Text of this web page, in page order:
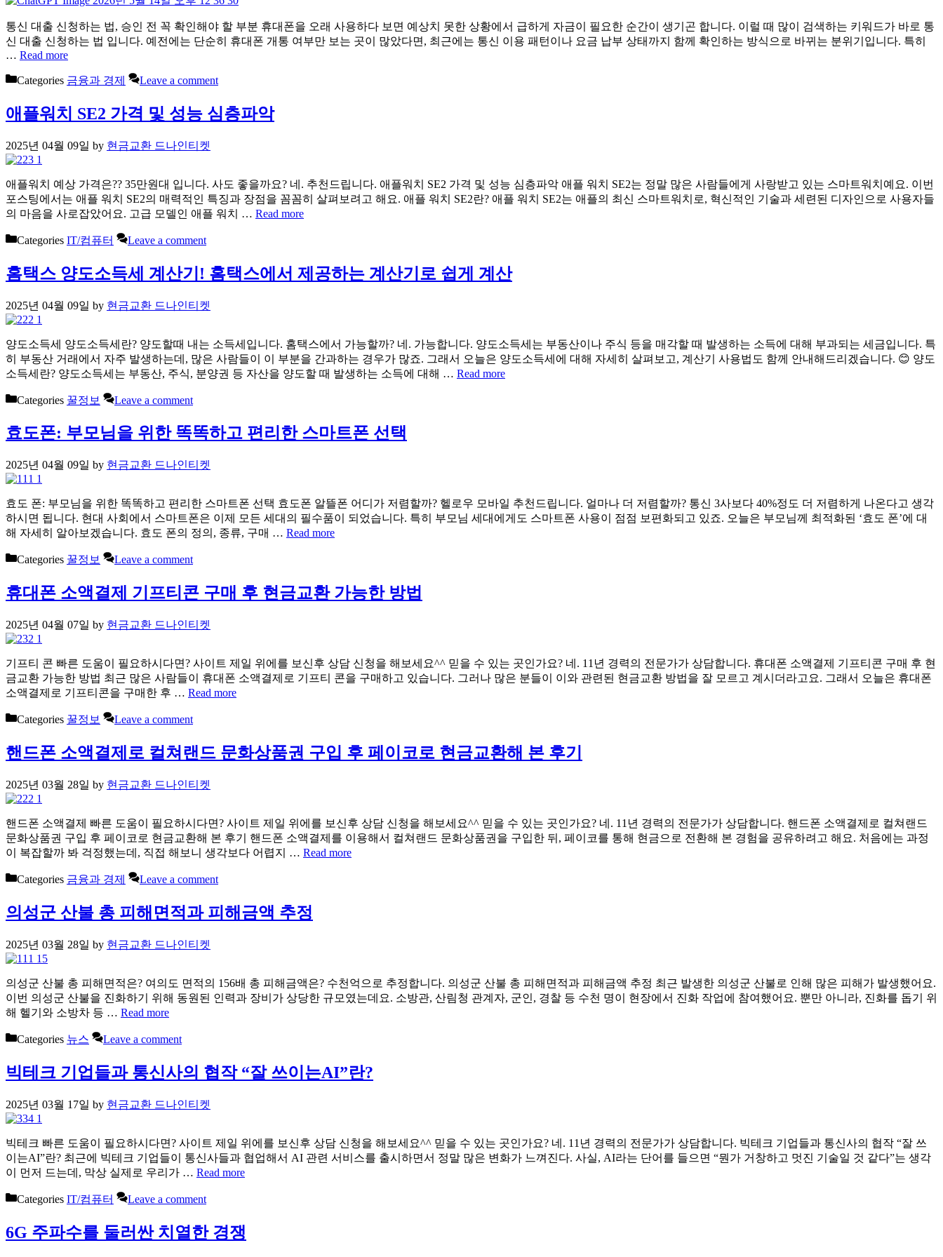
통신 대출 신청하는 법, 승인 전 꼭 확인해야 할 부분 휴대폰을 오래 사용하다 보면 예상치 못한 상황에서 급하게 자금이 필요한 순간이 생기곤 합니다. 이럴 때 많이 검색하는 키워드가 바로 통
신 대출 신청하는 법 입니다. 예전에는 단순히 휴대폰 개통 여부만 보는 곳이 많았다면, 최근에는 통신 이용 패턴이나 요금 납부 상태까지 함께 확인하는 방식으로 바뀌는 분위기입니다. 특히
… Read more
Categories 금융과 경제 Leave a comment
애플워치 SE2 가격 및 성능 심층파악
2025년 04월 09일 by 현금교환 드나인티켓
애플워치 예상 가격은?? 35만원대 입니다. 사도 좋을까요? 네. 추천드립니다. 애플워치 SE2 가격 및 성능 심층파악 애플 워치 SE2는 정말 많은 사람들에게 사랑받고 있는 스마트워치예요. 이번
포스팅에서는 애플 워치 SE2의 매력적인 특징과 장점을 꼼꼼히 살펴보려고 해요. 애플 워치 SE2란? 애플 워치 SE2는 애플의 최신 스마트워치로, 혁신적인 기술과 세련된 디자인으로 사용자들
의 마음을 사로잡았어요. 고급 모델인 애플 워치 … Read more
Categories IT/컴퓨터 Leave a comment
홈택스 양도소득세 계산기! 홈택스에서 제공하는 계산기로 쉽게 계산
2025년 04월 09일 by 현금교환 드나인티켓
양도소득세 양도소득세란? 양도할때 내는 소득세입니다. 홈택스에서 가능할까? 네. 가능합니다. 양도소득세는 부동산이나 주식 등을 매각할 때 발생하는 소득에 대해 부과되는 세금입니다. 특
히 부동산 거래에서 자주 발생하는데, 많은 사람들이 이 부분을 간과하는 경우가 많죠. 그래서 오늘은 양도소득세에 대해 자세히 살펴보고, 계산기 사용법도 함께 안내해드리겠습니다. 😊 양도
소득세란? 양도소득세는 부동산, 주식, 분양권 등 자산을 양도할 때 발생하는 소득에 대해 … Read more
Categories 꿀정보 Leave a comment
효도폰: 부모님을 위한 똑똑하고 편리한 스마트폰 선택
2025년 04월 09일 by 현금교환 드나인티켓
효도 폰: 부모님을 위한 똑똑하고 편리한 스마트폰 선택 효도폰 알뜰폰 어디가 저렴할까? 헬로우 모바일 추천드립니다. 얼마나 더 저렴할까? 통신 3사보다 40%정도 더 저렴하게 나온다고 생각
하시면 됩니다. 현대 사회에서 스마트폰은 이제 모든 세대의 필수품이 되었습니다. 특히 부모님 세대에게도 스마트폰 사용이 점점 보편화되고 있죠. 오늘은 부모님께 최적화된 ‘효도 폰’에 대
해 자세히 알아보겠습니다. 효도 폰의 정의, 종류, 구매 … Read more
Categories 꿀정보 Leave a comment
휴대폰 소액결제 기프티콘 구매 후 현금교환 가능한 방법
2025년 04월 07일 by 현금교환 드나인티켓
기프티 콘 빠른 도움이 필요하시다면? 사이트 제일 위에를 보신후 상담 신청을 해보세요^^ 믿을 수 있는 곳인가요? 네. 11년 경력의 전문가가 상담합니다. 휴대폰 소액결제 기프티콘 구매 후 현
금교환 가능한 방법 최근 많은 사람들이 휴대폰 소액결제로 기프티 콘을 구매하고 있습니다. 그러나 많은 분들이 이와 관련된 현금교환 방법을 잘 모르고 계시더라고요. 그래서 오늘은 휴대폰
소액결제로 기프티콘을 구매한 후 … Read more
Categories 꿀정보 Leave a comment
핸드폰 소액결제로 컬쳐랜드 문화상품권 구입 후 페이코로 현금교환해 본 후기
2025년 03월 28일 by 현금교환 드나인티켓
핸드폰 소액결제 빠른 도움이 필요하시다면? 사이트 제일 위에를 보신후 상담 신청을 해보세요^^ 믿을 수 있는 곳인가요? 네. 11년 경력의 전문가가 상담합니다. 핸드폰 소액결제로 컬쳐랜드
문화상품권 구입 후 페이코로 현금교환해 본 후기 핸드폰 소액결제를 이용해서 컬쳐랜드 문화상품권을 구입한 뒤, 페이코를 통해 현금으로 전환해 본 경험을 공유하려고 해요. 처음에는 과정
이 복잡할까 봐 걱정했는데, 직접 해보니 생각보다 어렵지 … Read more
Categories 금융과 경제 Leave a comment
의성군 산불 총 피해면적과 피해금액 추정
2025년 03월 28일 by 현금교환 드나인티켓
의성군 산불 총 피해면적은? 여의도 면적의 156배 총 피해금액은? 수천억으로 추정합니다. 의성군 산불 총 피해면적과 피해금액 추정 최근 발생한 의성군 산불로 인해 많은 피해가 발생했어요.
이번 의성군 산불을 진화하기 위해 동원된 인력과 장비가 상당한 규모였는데요. 소방관, 산림청 관계자, 군인, 경찰 등 수천 명이 현장에서 진화 작업에 참여했어요. 뿐만 아니라, 진화를 돕기 위
해 헬기와 소방차 등 … Read more
Categories 뉴스 Leave a comment
빅테크 기업들과 통신사의 협작 “잘 쓰이는AI”란?
2025년 03월 17일 by 현금교환 드나인티켓
빅테크 빠른 도움이 필요하시다면? 사이트 제일 위에를 보신후 상담 신청을 해보세요^^ 믿을 수 있는 곳인가요? 네. 11년 경력의 전문가가 상담합니다. 빅테크 기업들과 통신사의 협작 “잘 쓰
이는AI”란? 최근에 빅테크 기업들이 통신사들과 협업해서 AI 관련 서비스를 출시하면서 정말 많은 변화가 느껴진다. 사실, AI라는 단어를 들으면 “뭔가 거창하고 멋진 기술일 것 같다”는 생각
이 먼저 드는데, 막상 실제로 우리가 … Read more
Categories IT/컴퓨터 Leave a comment
6G 주파수를 둘러싼 치열한 경쟁